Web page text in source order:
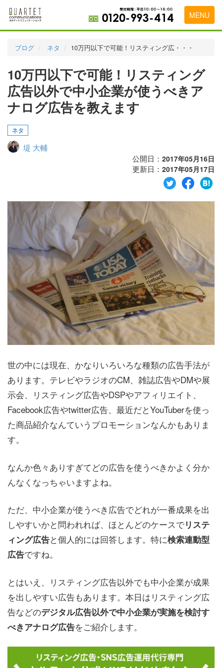
MENU
実績・お客様の声
初めて導入をお考えの方
広告代理店・HP制作会社様へ
お問い合わせ
ブログ ネタ 10万円以下で可能！リスティング広・・・
10万円以下で可能！リスティング
広告以外で中小企業が使うべきア
ナログ広告を教えます
ネタ
堤 大輔
公開日： 2017年05月16日
更新日： 2017年05月17日
世の中には現在、かなりいろいろな種類の広告手法が
あります。テレビやラジオのCM、雑誌広告やDMや展
示会、リスティング広告やDSPやアフィリエイト、
Facebook広告やtwitter広告、最近だとYouTuberを使っ
た商品紹介なんていうプロモーションなんかもありま
す。
なんか色々ありすぎてどの広告を使うべきかよく分か
んなくなっちゃいますよね。
ただ、中小企業が使うべき広告でどれが一番成果を出
しやすいかと問われれば、ほとんどのケースでリステ
ィング広告と個人的には回答します。特に検索連動型
広告ですね。
とはいえ、リスティング広告以外でも中小企業が成果
を出しやすい広告もあります。本日はリスティング広
告などのデジタル広告以外で中小企業が実施を検討す
べきアナログ広告をご紹介します。